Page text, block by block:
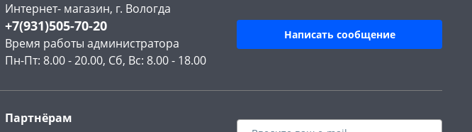
Интернет- магазин, г. Вологда
+7(931)505-70-20
Время работы администратора
Пн-Пт: 8.00 - 20.00, Сб, Вс: 8.00 - 18.00
Написать сообщение
Партнёрам
раз в 2 недели